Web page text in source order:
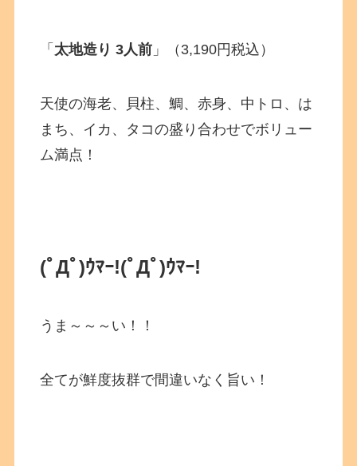
「 太地造り 3人前 」（3,190円税込）
天使の海老、貝柱、鯛、赤身、中トロ、は
まち、イカ、タコの盛り合わせでボリュー
ム満点！
(ﾟДﾟ)ｳﾏｰ!(ﾟДﾟ)ｳﾏｰ!
うま～～～い！！
全てが鮮度抜群で間違いなく旨い！